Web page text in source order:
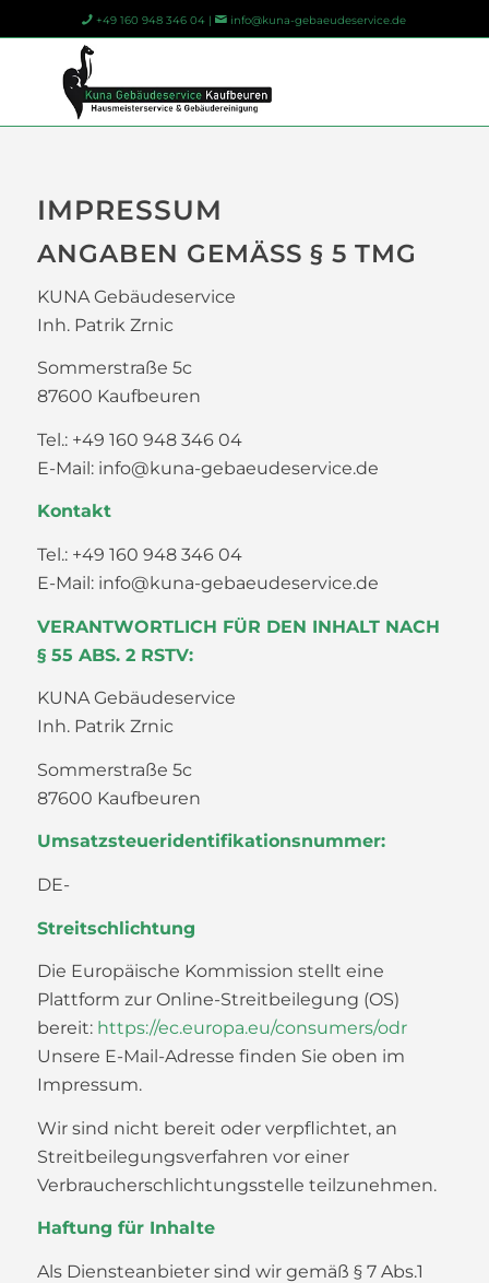
+49 160 948 346 04 | info@kuna-gebaeudeservice.de
IMPRESSUM
ANGABEN GEMÄSS § 5 TMG
KUNA Gebäudeservice
Inh. Patrik Zrnic
Sommerstraße 5c
87600 Kaufbeuren
Tel.: +49 160 948 346 04
E-Mail: info@kuna-gebaeudeservice.de
Kontakt
Tel.: +49 160 948 346 04
E-Mail: info@kuna-gebaeudeservice.de
VERANTWORTLICH FÜR DEN INHALT NACH
§ 55 ABS. 2 RSTV:
KUNA Gebäudeservice
Inh. Patrik Zrnic
Sommerstraße 5c
87600 Kaufbeuren
Umsatzsteueridentifikationsnummer:
DE-
Streitschlichtung
Die Europäische Kommission stellt eine
Plattform zur Online-Streitbeilegung (OS)
bereit: https://ec.europa.eu/consumers/odr
Unsere E-Mail-Adresse finden Sie oben im
Impressum.
Wir sind nicht bereit oder verpflichtet, an
Streitbeilegungsverfahren vor einer
Verbraucherschlichtungsstelle teilzunehmen.
Haftung für Inhalte
Als Diensteanbieter sind wir gemäß § 7 Abs.1